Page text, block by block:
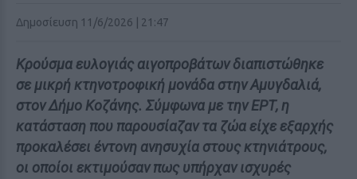
Δημοσίευση 11/6/2026 | 21:47
Κρούσμα ευλογιάς αιγοπροβάτων διαπιστώθηκε
σε μικρή κτηνοτροφική μονάδα στην Αμυγδαλιά,
στον Δήμο Κοζάνης. Σύμφωνα με την ΕΡΤ, η
κατάσταση που παρουσίαζαν τα ζώα είχε εξαρχής
προκαλέσει έντονη ανησυχία στους κτηνιάτρους,
οι οποίοι εκτιμούσαν πως υπήρχαν ισχυρές